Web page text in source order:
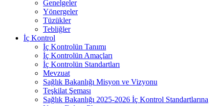
Genelgeler
Yönergeler
Tüzükler
Tebliğler
İç Kontrol
İç Kontrolün Tanımı
İç Kontrolün Amaçları
İç Kontrolün Standartları
Mevzuat
Sağlık Bakanlığı Misyon ve Vizyonu
Teşkilat Şeması
Sağlık Bakanlığı 2025-2026 İç Kontrol Standartlarına